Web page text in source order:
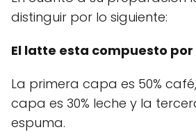
distinguir por lo siguiente:
El latte esta compuesto
La primera capa es 50%
capa es 30% leche y la
espuma.